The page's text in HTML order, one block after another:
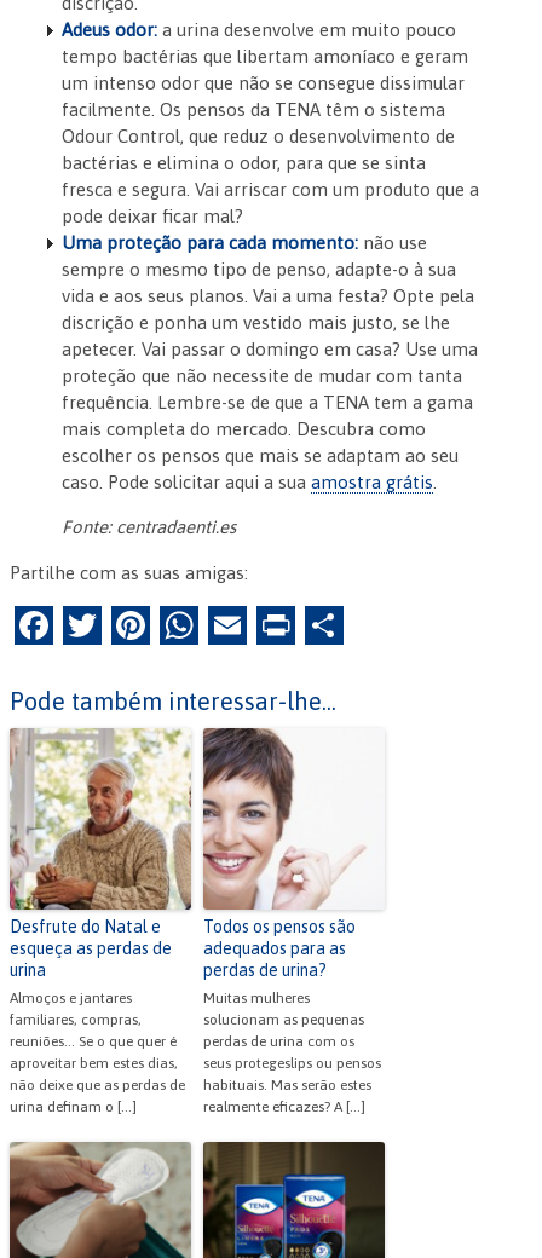
Adeus odor: a urina desenvolve em muito pouco
tempo bactérias que libertam amoníaco e geram
um intenso odor que não se consegue dissimular
facilmente. Os pensos da TENA têm o sistema
Odour Control, que reduz o desenvolvimento de
bactérias e elimina o odor, para que se sinta
fresca e segura. Vai arriscar com um produto que a
pode deixar ficar mal?
Uma proteção para cada momento: não use
sempre o mesmo tipo de penso, adapte-o à sua
vida e aos seus planos. Vai a uma festa? Opte pela
discrição e ponha um vestido mais justo, se lhe
apetecer. Vai passar o domingo em casa? Use uma
proteção que não necessite de mudar com tanta
frequência. Lembre-se de que a TENA tem a gama
mais completa do mercado. Descubra como
escolher os pensos que mais se adaptam ao seu
caso. Pode solicitar aqui a suaamostra grátis
Fonte: centradaenti.es
Partilhe com as suas amigas:
F
c
e
b
o
o
k
T
itt
er
Pi
er
es
t
W
at
s
A
p
p
E
ai
l
Pr
tF
dl
y
Pode também interessar-lhe...
Desfrute do Natal e
esqueça as perdas de
urina
Almoços e jantares
familiares, compras,
reuniões... Se o que quer é
aproveitar bem estes dias,
não deixe que as perdas de
urina definam o […]
Todos os pensos são
adequados para as
perdas de urina?
Muitas mulheres
solucionam as pequenas
perdas de urina com os
seus protegeslips ou pensos
habituais. Mas serão estes
realmente eficazes? A […]